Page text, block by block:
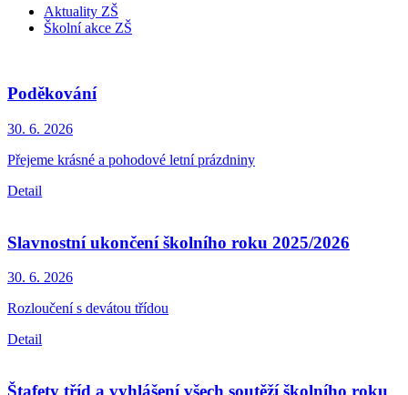
Aktuality ZŠ
Školní akce ZŠ
Poděkování
30. 6. 2026
Přejeme krásné a pohodové letní prázdniny
Detail
Slavnostní ukončení školního roku 2025/2026
30. 6. 2026
Rozloučení s devátou třídou
Detail
Štafety tříd a vyhlášení všech soutěží školního roku